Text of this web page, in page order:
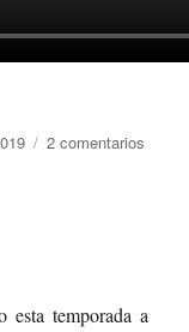
2 comentarios
esta temporada a